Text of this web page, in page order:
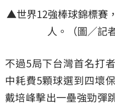
▲世界12強棒球錦標賽
人。（圖／記
不過5局下台灣首名打
中耗費5顆球選到四壞
戴培峰擊出一壘強勁彈